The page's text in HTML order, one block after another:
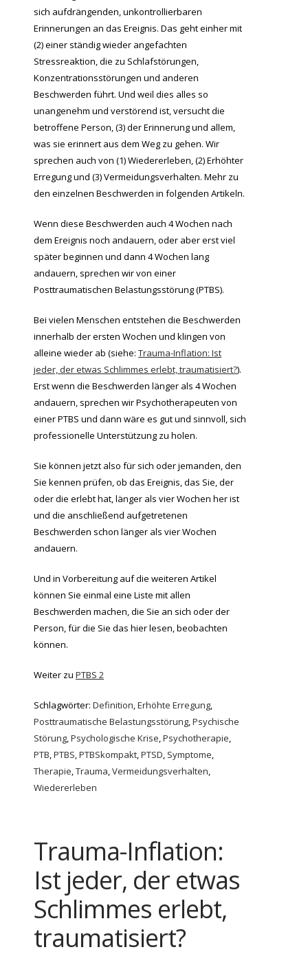
sich aufdrängenden, unkontrollierbaren
Erinnerungen an das Ereignis. Das geht einher mit
(2) einer ständig wieder angefachten
Stressreaktion, die zu Schlafstörungen,
Konzentrationsstörungen und anderen
Beschwerden führt. Und weil dies alles so
unangenehm und verstörend ist, versucht die
betroffene Person, (3) der Erinnerung und allem,
was sie erinnert aus dem Weg zu gehen. Wir
sprechen auch von (1) Wiedererleben, (2) Erhöhter
Erregung und (3) Vermeidungsverhalten. Mehr zu
den einzelnen Beschwerden in folgenden Artikeln.
Wenn diese Beschwerden auch 4 Wochen nach
dem Ereignis noch andauern, oder aber erst viel
später beginnen und dann 4 Wochen lang
andauern, sprechen wir von einer
Posttraumatischen Belastungsstörung (PTBS).
Bei vielen Menschen entstehen die Beschwerden
innerhalb der ersten Wochen und klingen von
alleine wieder ab (siehe: Trauma-Inflation: Ist
jeder, der etwas Schlimmes erlebt, traumatisiert?).
Erst wenn die Beschwerden länger als 4 Wochen
andauern, sprechen wir Psychotherapeuten von
einer PTBS und dann wäre es gut und sinnvoll, sich
professionelle Unterstützung zu holen.
Sie können jetzt also für sich oder jemanden, den
Sie kennen prüfen, ob das Ereignis, das Sie, der
oder die erlebt hat, länger als vier Wochen her ist
und die anschließend aufgetretenen
Beschwerden schon länger als vier Wochen
andauern.
Und in Vorbereitung auf die weiteren Artikel
können Sie einmal eine Liste mit allen
Beschwerden machen, die Sie an sich oder der
Person, für die Sie das hier lesen, beobachten
können.
Weiter zu PTBS 2
Schlagwörter: Definition,Erhöhte Erregung,
Posttraumatische Belastungsstörung,Psychische
Störung,Psychologische Krise,Psychotherapie,
PTB,PTBS,PTBSkompakt,PTSD, Symptome,
Therapie,Trauma,Vermeidungsverhalten,
Wiedererleben
Trauma-Inflation:
Ist jeder, der etwas
Schlimmes erlebt,
traumatisiert?